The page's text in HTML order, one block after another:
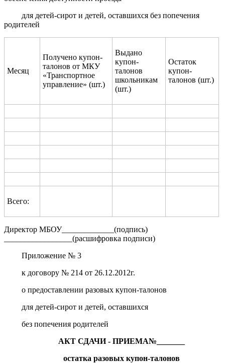
для детей-сирот и детей, оставшихся без попечения
родителей
Месяц
Получено купон-
талонов от МКУ
«Транспортное
управление» (шт.)
Выдано
купон-
талонов
школьникам
(шт.)
Остаток
купон-
талонов (шт.)
Всего:
Директор МБОУ_____________(подпись)
_________________(расшифровка подписи)
Приложение № 3
к договору № 214 от 26.12.2012г.
о предоставлении разовых купон-талонов
для детей-сирот и детей, оставшихся
без попечения родителей
АКТ СДАЧИ - ПРИЕМА№_______
остатка разовых купон-талонов